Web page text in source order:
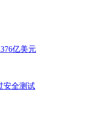
亿美元
安全测试